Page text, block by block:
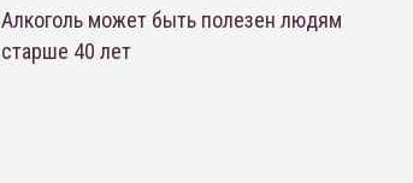
Алкоголь может быть полезен людям
старше 40 лет